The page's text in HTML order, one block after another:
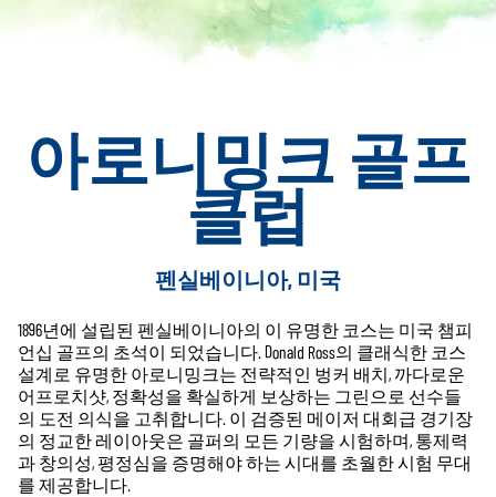
아로니밍크 골프
클럽
펜실베이니아, 미국
1896년에 설립된 펜실베이니아의 이 유명한 코스는 미국 챔피
언십 골프의 초석이 되었습니다. Donald Ross의 클래식한 코스
설계로 유명한 아로니밍크는 전략적인 벙커 배치, 까다로운
어프로치샷, 정확성을 확실하게 보상하는 그린으로 선수들
의 도전 의식을 고취합니다. 이 검증된 메이저 대회급 경기장
의 정교한 레이아웃은 골퍼의 모든 기량을 시험하며, 통제력
과 창의성, 평정심을 증명해야 하는 시대를 초월한 시험 무대
를 제공합니다.